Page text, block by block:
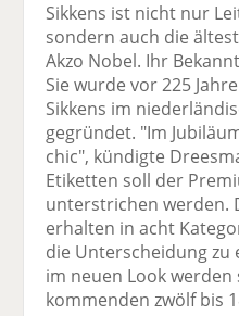
Sikkens ist nicht nur
sondern auch die
Akzo Nobel. Ihr
Sie wurde vor 225
Sikkens im
gegründet. "Im
chic", kündigte
Etiketten soll der
unterstrichen werden.
erhalten in acht
die Unterscheidung zu
im neuen Look
kommenden zwölf bis